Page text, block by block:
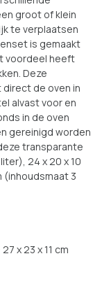
groot of klein
te verplaatsen
is gemaakt
voordeel heeft
Deze
direct de oven in
alvast voor en
in de oven
gereinigd worden
transparante
24 x 20 x 10
(inhoudsmaat 3
x 23 x 11 cm